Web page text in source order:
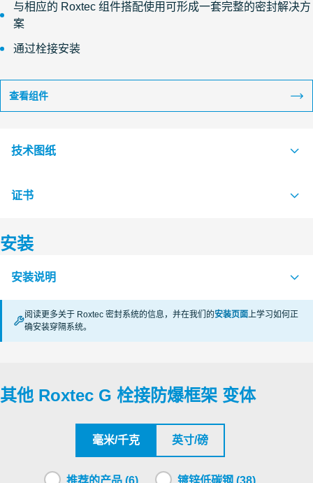
与相应的 Roxtec 组件搭配使用可形成一套完整的密封解决方
案
通过栓接安装
查看组件
技术图纸
S1016552 G Ex FRAME +COMBINATION FRAME
证书
认证机构
CSA
KTL Korea Testing Laboratory
SGS
LLC SERTIS-CENTER
安装
安装说明
FRAMES Ex (en)
阅读更多关于 Roxtec 密封系统的信息，并在我们的安装页面上学习如何正
确安装穿隔系统。
其他 Roxtec G 栓接防爆框架 变体
毫米/千克 英寸/磅
推荐的产品 (6)
镀锌低碳钢 (38)